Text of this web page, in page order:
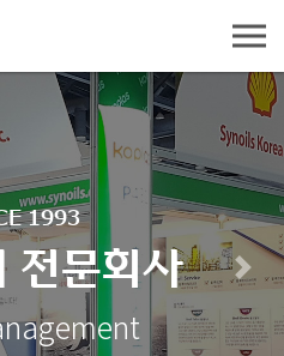
1993
전문회사
Next